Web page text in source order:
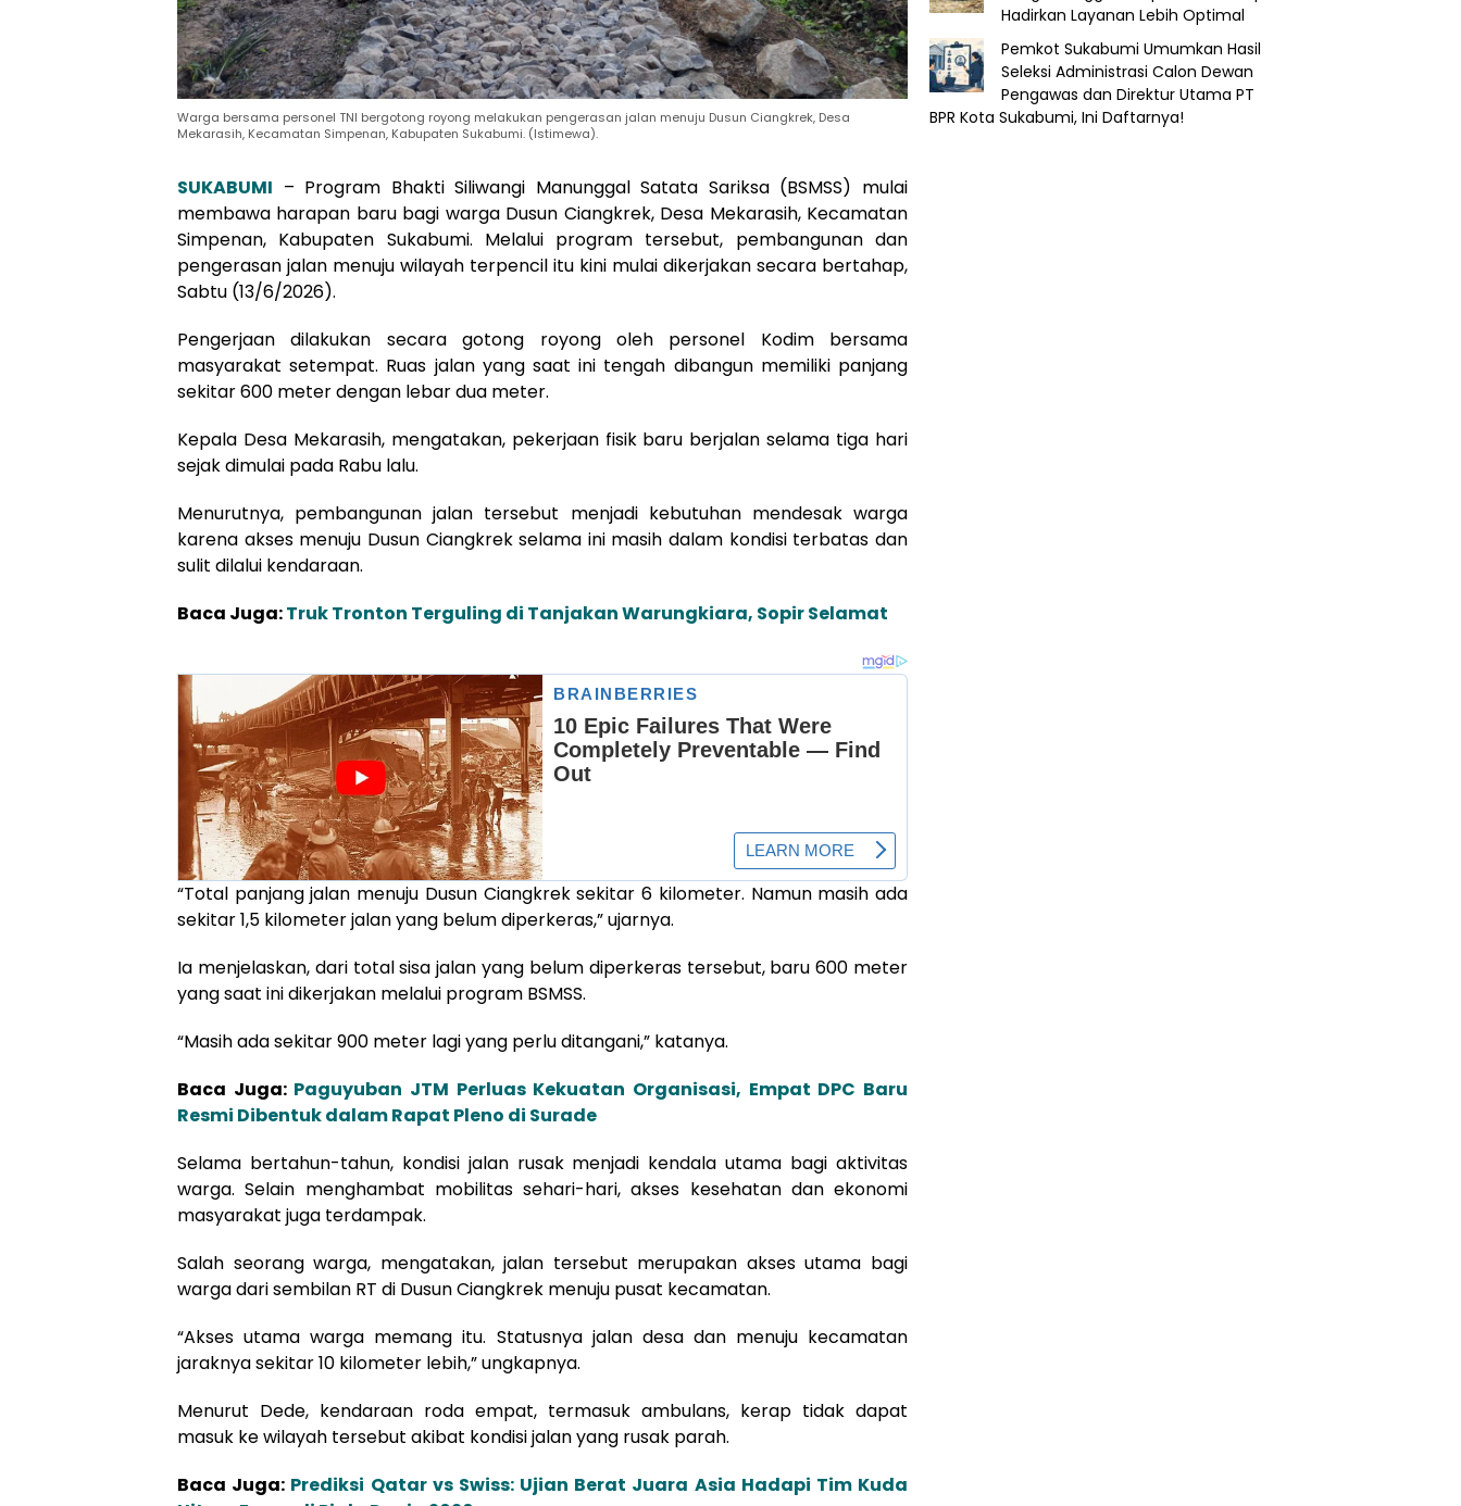
Warga bersama personel TNI bergotong royong melakukan pengerasan jalan menuju Dusun Ciangkrek, Desa
Mekarasih, Kecamatan Simpenan, Kabupaten Sukabumi. (Istimewa).
SUKABUMI – Program Bhakti Siliwangi Manunggal Satata Sariksa (BSMSS) mulai
membawa harapan baru bagi warga Dusun Ciangkrek, Desa Mekarasih, Kecamatan
Simpenan, Kabupaten Sukabumi. Melalui program tersebut, pembangunan dan
pengerasan jalan menuju wilayah terpencil itu kini mulai dikerjakan secara bertahap,
Sabtu (13/6/2026).
Pengerjaan dilakukan secara gotong royong oleh personel Kodim bersama
masyarakat setempat. Ruas jalan yang saat ini tengah dibangun memiliki panjang
sekitar 600 meter dengan lebar dua meter.
Kepala Desa Mekarasih, mengatakan, pekerjaan fisik baru berjalan selama tiga hari
sejak dimulai pada Rabu lalu.
Menurutnya, pembangunan jalan tersebut menjadi kebutuhan mendesak warga
karena akses menuju Dusun Ciangkrek selama ini masih dalam kondisi terbatas dan
sulit dilalui kendaraan.
Baca Juga:Truk Tronton Terguling di Tanjakan Warungkiara, Sopir Selamat
“Total panjang jalan menuju Dusun Ciangkrek sekitar 6 kilometer. Namun masih ada
sekitar 1,5 kilometer jalan yang belum diperkeras,” ujarnya.
Ia menjelaskan, dari total sisa jalan yang belum diperkeras tersebut, baru 600 meter
yang saat ini dikerjakan melalui program BSMSS.
“Masih ada sekitar 900 meter lagi yang perlu ditangani,” katanya.
Baca Juga: Paguyuban JTM Perluas Kekuatan Organisasi, Empat DPC Baru
Resmi Dibentuk dalam Rapat Pleno di Surade
Selama bertahun-tahun, kondisi jalan rusak menjadi kendala utama bagi aktivitas
warga. Selain menghambat mobilitas sehari-hari, akses kesehatan dan ekonomi
masyarakat juga terdampak.
Salah seorang warga, mengatakan, jalan tersebut merupakan akses utama bagi
warga dari sembilan RT di Dusun Ciangkrek menuju pusat kecamatan.
“Akses utama warga memang itu. Statusnya jalan desa dan menuju kecamatan
jaraknya sekitar 10 kilometer lebih,” ungkapnya.
Menurut Dede, kendaraan roda empat, termasuk ambulans, kerap tidak dapat
masuk ke wilayah tersebut akibat kondisi jalan yang rusak parah.
Baca Juga: Prediksi Qatar vs Swiss: Ujian Berat Juara Asia Hadapi Tim Kuda
Hadirkan Layanan Lebih Optimal
Pemkot Sukabumi Umumkan Hasil
Seleksi Administrasi Calon Dewan
Pengawas dan Direktur Utama PT
BPR Kota Sukabumi, Ini Daftarnya!